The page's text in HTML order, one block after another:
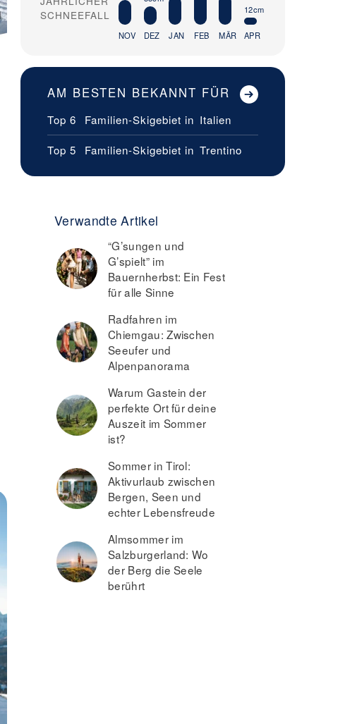
SCHNEEFALL
NOV DEZ JAN FEB MÄR
12cm
APR
AM BESTEN BEKANNT FÜR
Top 6 Familien-Skigebiet in Italien
Top 5 Familien-Skigebiet in Trentino
Verwandte Artikel
“G’sungen und
G’spielt” im
Bauernherbst: Ein Fest
für alle Sinne
Radfahren im
Chiemgau: Zwischen
Seeufer und
Alpenpanorama
Warum Gastein der
perfekte Ort für deine
Auszeit im Sommer
ist?
Sommer in Tirol:
Aktivurlaub zwischen
Bergen, Seen und
echter Lebensfreude
Almsommer im
Salzburgerland: Wo
der Berg die Seele
berührt